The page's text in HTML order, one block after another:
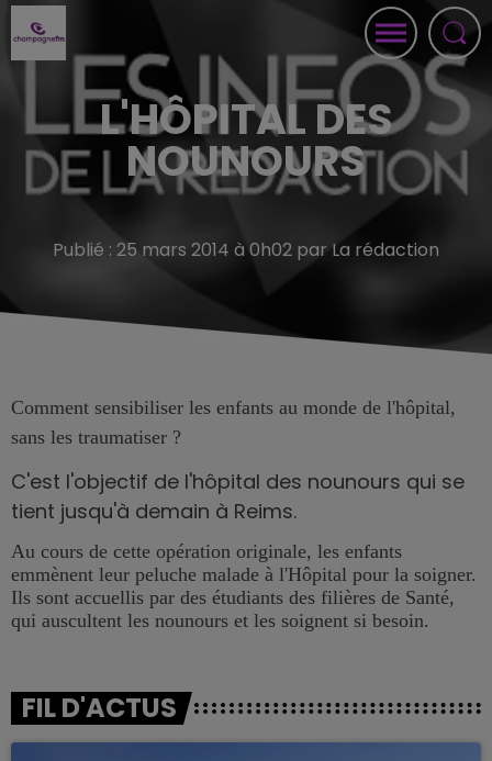
L'HÔPITAL DES
NOUNOURS
Publié : 25 mars 2014 à 0h02 par La rédaction
Comment sensibiliser les enfants au monde de l'hôpital,
sans les traumatiser ?
C'est l'objectif de l'hôpital des nounours qui se
tient jusqu'à demain à Reims.
Au cours de cette opération originale, les enfants
emmènent leur peluche malade à l'Hôpital pour la soigner.
Ils sont accuellis par des étudiants des filières de Santé,
qui auscultent les nounours et les soignent si besoin.
FIL D'ACTUS